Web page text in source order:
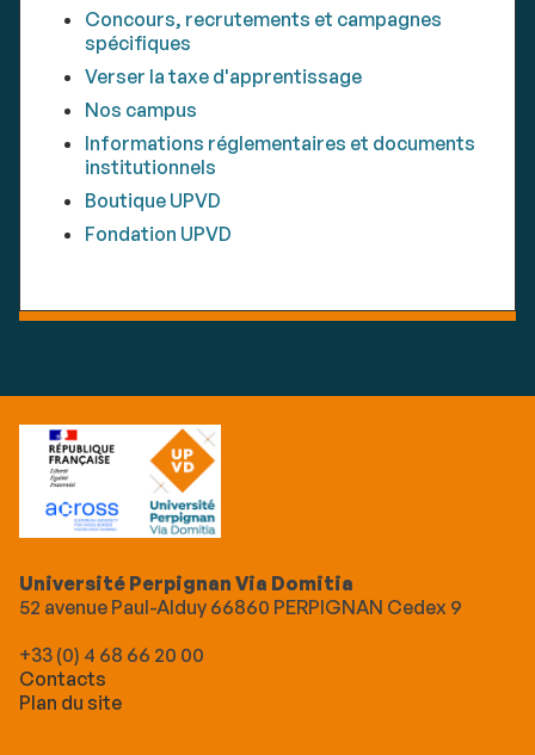
Concours, recrutements et campagnes
spécifiques
Verser la taxe d'apprentissage
Nos campus
Informations réglementaires et documents
institutionnels
Boutique UPVD
Fondation UPVD
Université Perpignan Via Domitia
52 avenue Paul-Alduy 66860 PERPIGNAN Cedex 9
+33 (0) 4 68 66 20 00
Contacts
Plan du site